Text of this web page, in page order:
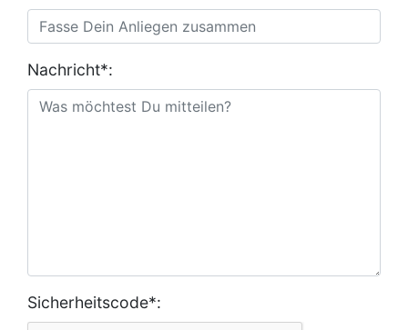
Nachricht*:
Sicherheitscode*: